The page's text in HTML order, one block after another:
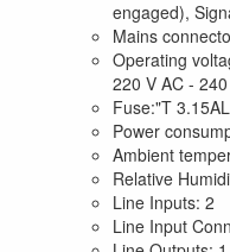
engaged),
Mains
Operating
220 V AC -
Fuse:"T
Power
Ambient
Relative
Line Inputs: 2
Line Input